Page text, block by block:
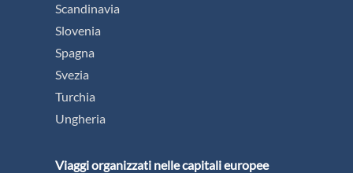
Scandinavia
Slovenia
Spagna
Svezia
Turchia
Ungheria
Viaggi organizzati nelle capitali europee